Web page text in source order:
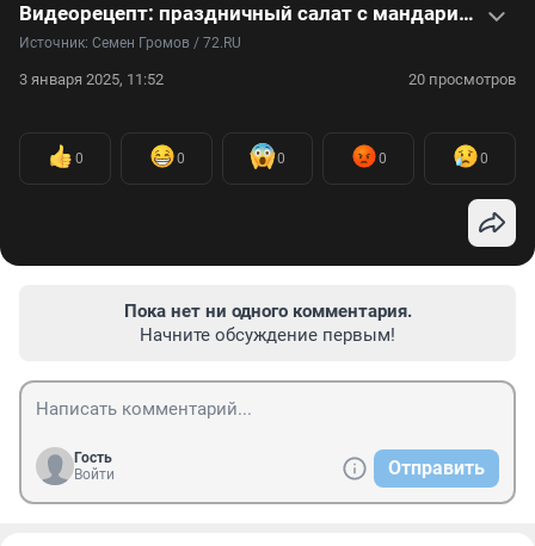
Видеорецепт: праздничный салат с мандарином и копченостями
Источник: Семен Громов / 72.RU
3 января 2025, 11:52 20 просмотров
0 0 0 0 0
Пока нет ни одного комментария.
Начните обсуждение первым!
Гость
Войти
Отправить